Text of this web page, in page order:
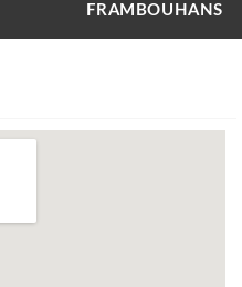
FRAMBOUHANS